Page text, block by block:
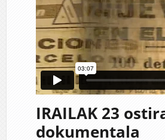
IRAILAK 23
dokumentala